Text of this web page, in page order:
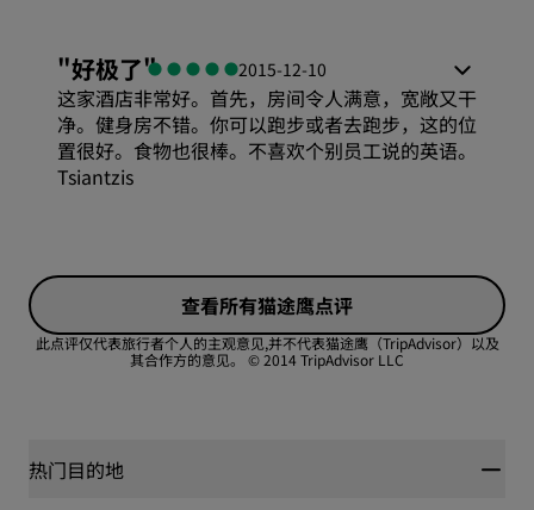
"好极了" 2015-12-10
这家酒店非常好。首先，房间令人满意，宽敞又干
净。健身房不错。你可以跑步或者去跑步，这的位
置很好。食物也很棒。不喜欢个别员工说的英语。
Tsiantzis
查看所有猫途鹰点评
此点评仅代表旅行者个人的主观意见,并不代表猫途鹰（TripAdvisor）以及
其合作方的意见。
© 2014 TripAdvisor LLC
热门目的地